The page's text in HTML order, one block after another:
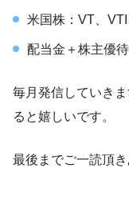
米国株：VT、VTI
配当金＋株主優
毎月発信していき
ると嬉しいです。
最後までご一読頂